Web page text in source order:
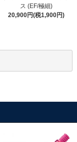
ス (EF/極細)
20,900円(税1,900円)